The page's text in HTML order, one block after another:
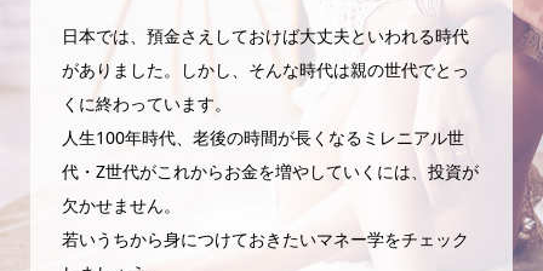
日本では、預金さえしておけば大丈夫といわれる時代
がありました。しかし、そんな時代は親の世代でとっ
くに終わっています。
人生100年時代、老後の時間が長くなるミレニアル世
代・Z世代がこれからお金を増やしていくには、投資が
欠かせません。
若いうちから身につけておきたいマネー学をチェック